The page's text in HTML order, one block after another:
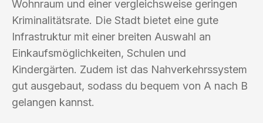
Wohnraum und einer vergleichsweise geringen
Kriminalitätsrate. Die Stadt bietet eine gute
Infrastruktur mit einer breiten Auswahl an
Einkaufsmöglichkeiten, Schulen und
Kindergärten. Zudem ist das Nahverkehrssystem
gut ausgebaut, sodass du bequem von A nach B
gelangen kannst.